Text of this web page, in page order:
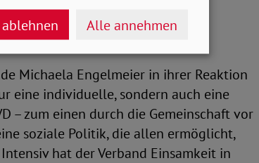
Michaela Engelmeier in ihrer Reaktion
eine individuelle, sondern auch eine
– zum einen durch die Gemeinschaft vor
soziale Politik, die allen ermöglicht,
hat der Verband Einsamkeit in
Alle annehmen